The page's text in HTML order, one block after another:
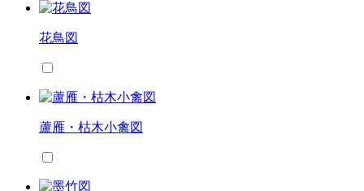
花鳥図
蘆雁・枯木小禽図